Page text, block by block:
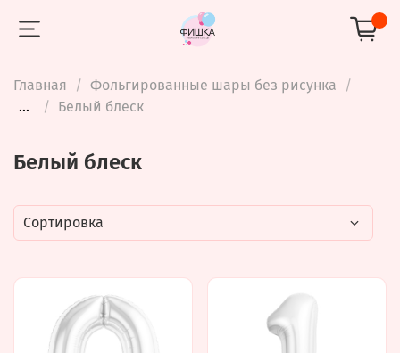
Главная
Фольгированные шары без рисунка
...
Белый блеск
Белый блеск